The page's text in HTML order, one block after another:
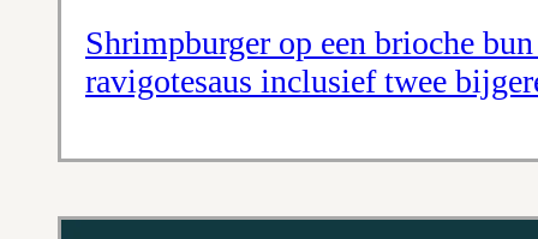
Shrimpburger op een brioche
ravigotesaus inclusief twee